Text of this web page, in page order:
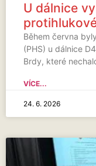
U dálnice
Během června
(PHS) u dálnice
Brdy, které
VÍCE...
24. 6. 2026